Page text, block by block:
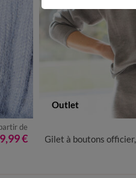
54 de
€
Outlet
Gilet à boutons officier,